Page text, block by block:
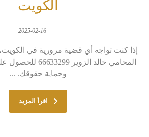
الكويت
2025-02-16
إذا كنت تواجه أي قضية مرورية في
المحامي خالد الزوير
وحماية حقوقك. ...
اقرأ المزيد